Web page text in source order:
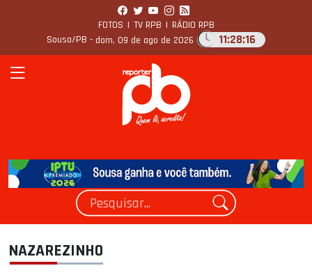
FOTOS | TV RPB | RÁDIO RPB
Sousa/PB - dom, 09 de ago de 2026 11:28:17
NAZAREZINHO